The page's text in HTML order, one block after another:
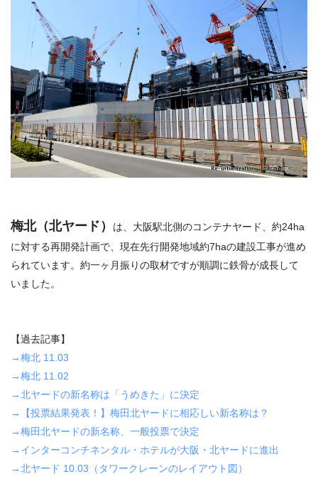
梅北（北ヤード）
は、大阪駅北側のコンテナヤード、約24ha
に対する再開発計画で、現在先行開発地域約7haの建設工事が進め
られています。約一ヶ月振りの取材ですが順調に鉄骨が成長して
いました。
【過去記事】
→梅北 11.03
→梅北 11.02
→北ヤードの新名称は「うめきた」に決定
→【投票結果発表！】梅田北ヤードに相応しい新名称は？
→梅田北ヤードの新名称、一般投票で決定
→インターコンチネンタル・ホテルが大阪・北ヤードに進出
→北ヤード 10.03（タワークレーンのレイアウト図）